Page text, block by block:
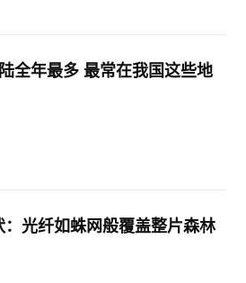
全年最多 最常在我国这些地
光纤如蛛网般覆盖整片森林